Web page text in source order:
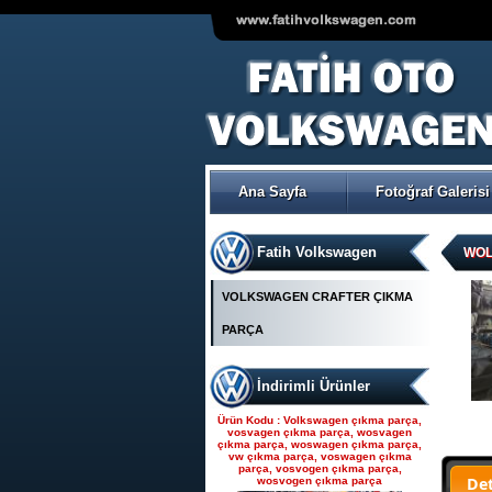
Ana Sayfa Fotoğraf Galerisi
Fatih Volkswagen
VOLKSWAGEN CRAFTER ÇIKMA
PARÇA
İndirimli Ürünler
VOLKSWAGEN POLO ÇIKMA
ORJİNAL TRW-KOYO
POMPASI
Ürün Kodu : Seat çıkma parça, seat
çıkma, seat parça, seat yedek parça,
seat çıkma orjinal parça, seat çıkma
yedekleri, ankara seat parça, fatih seat,
fatih seat parçaları,
Seat çıkma parça, seat
çıkma, seat parça, seat
yedek parça, seat çıkma
orjinal parça, seat çıkma par
Ürün Kodu : Volkswagen çıkma parça,
vosvagen çıkma parça, wosvagen
çıkma parça, woswagen çıkma parça,
vw çıkma parça, voswagen çıkma
parça, vosvogen çıkma parça,
wosvogen çıkma parça